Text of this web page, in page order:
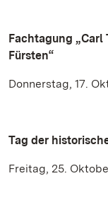
Fachtagung „Carl
Fürsten“
Donnerstag, 17.
Tag der
Freitag, 25.